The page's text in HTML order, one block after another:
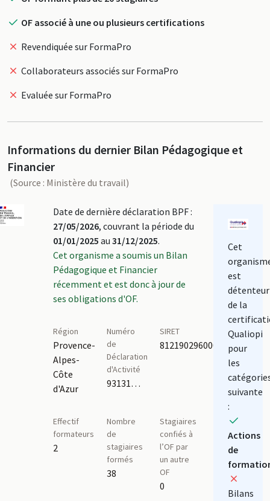
OF associé à une ou plusieurs certifications
Revendiquée sur FormaPro
Collaborateurs associés sur FormaPro
Evaluée sur FormaPro
Informations du dernier Bilan Pédagogique et
Financier
(Source : Ministère du travail)
Date de dernière déclaration BPF :
27/05/2026, couvrant la période du
01/01/2025 au 31/12/2025.
Cet organisme a soumis un Bilan
Pédagogique et Financier
récemment et est donc à jour de
ses obligations d'OF.
Région
Provence-
Alpes-
Côte
d'Azur
Numéro
de
Déclaration
d'Activité
93131584913
SIRET
81219029600010
Effectif
formateurs
2
Nombre
de
stagiaires
formés
38
Stagiaires
confiés à
l’OF par
un autre
OF
0
Cet
est
détenteur
de la
Qualiopi
pour
les
suivante
:
Actions
de
Bilans